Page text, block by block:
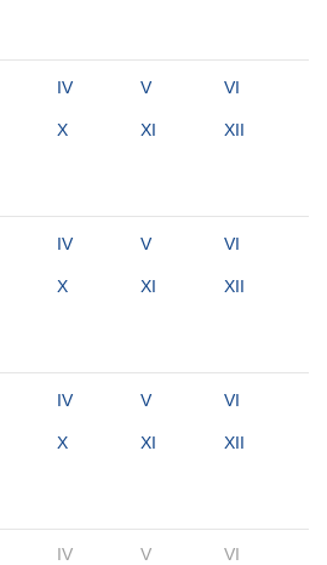
IV V VI
X XI XII
IV V VI
X XI XII
IV V VI
X XI XII
IV V VI